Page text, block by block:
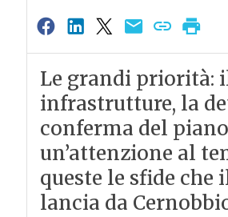
Le grandi priorità:
infrastrutture, la
conferma del
un’attenzione al
queste le sfide
lancia da